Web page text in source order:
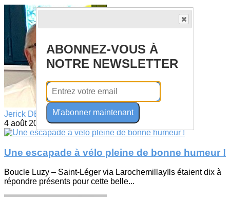
Jerick DEVELLE
4 août 2026
Une escapade à vélo pleine de bonne humeur !
Boucle Luzy – Saint-Léger via LarochemillayIls étaient dix à
répondre présents pour cette belle...
ABONNEZ-VOUS À
NOTRE NEWSLETTER
M'abonner maintenant